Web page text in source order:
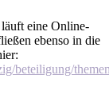
eine Online-
ebenso in die
beteiligung/